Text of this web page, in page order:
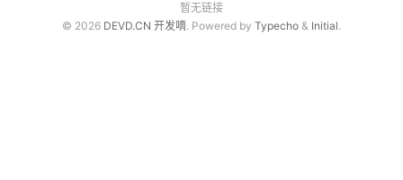
归档
暂无链接
© 2026 DEVD.CN 开发嘀. Powered by Typecho & Initial.